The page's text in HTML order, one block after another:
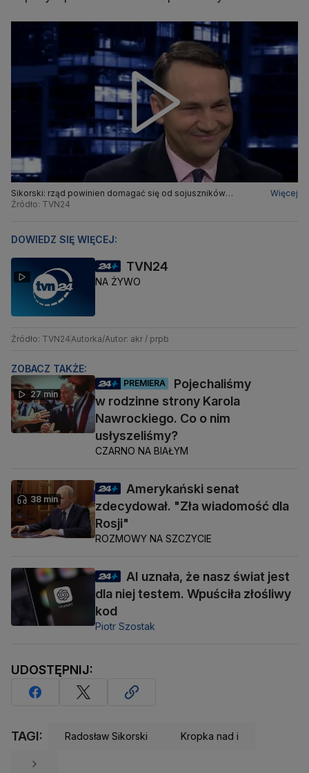
Sikorski: rząd powinien domagać się od sojuszników
wzmocnienia polskiej obrony przeciwlotniczej
Więcej
Źródło: TVN24
DOWIEDZ SIĘ WIĘCEJ:
TVN24
NA ŻYWO
Źródło: TVN24 Autorka/Autor: akr / prpb
ZOBACZ TAKŻE:
27 min
PREMIERA
Pojechaliśmy
w rodzinne strony Karola
Nawrockiego. Co o nim
usłyszeliśmy?
CZARNO NA BIAŁYM
38 min
Amerykański senat
zdecydował. "Zła wiadomość dla
Rosji"
ROZMOWY NA SZCZYCIE
AI uznała, że nasz świat jest
dla niej testem. Wpuściła złośliwy
kod
Piotr Szostak
UDOSTĘPNIJ:
TAGI: Radosław Sikorski Kropka nad i